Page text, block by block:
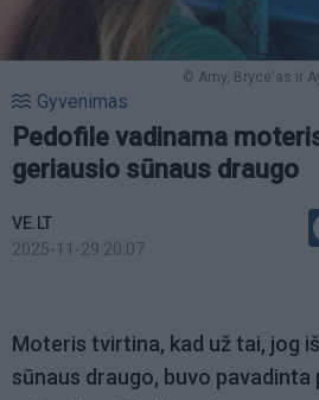
© Amy, Bryce'as ir
Gyvenimas
Pedofile vadinama
geriausio sūnaus draugo
VE.LT
2025-11-29 20:07
Moteris tvirtina, kad už tai, jog
sūnaus draugo, buvo pavadinta